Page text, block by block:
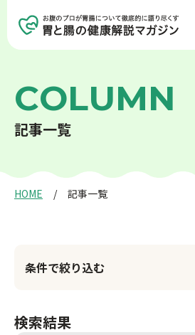
胃の健康
癌について
COLUMN
記事一覧
HOME 記事一覧
条件で絞り込む
検索結果